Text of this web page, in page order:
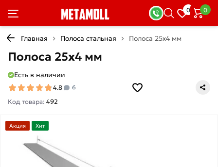
0 0
Главная Полоса стальная Полоса 25х4 мм
Полоса 25х4 мм
Есть в наличии
4.8 6
Код товара: 492
Акция Хит